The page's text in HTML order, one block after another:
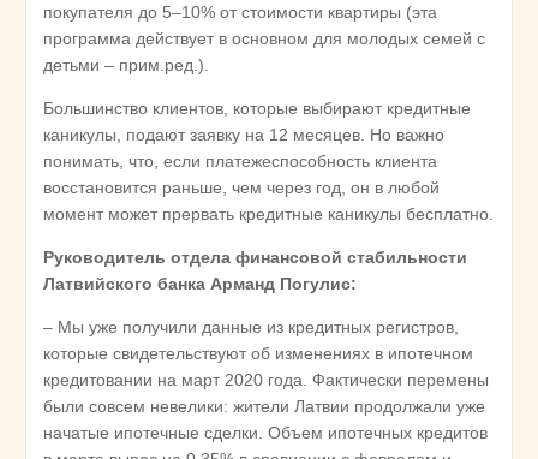
покупателя до 5–10% от стоимости квартиры (эта
программа действует в основном для молодых семей с
детьми – прим.ред.).
Большинство клиентов, которые выбирают кредитные
каникулы, подают заявку на 12 месяцев. Но важно
понимать, что, если платежеспособность клиента
восстановится раньше, чем через год, он в любой
момент может прервать кредитные каникулы бесплатно.
Руководитель отдела финансовой стабильности
Латвийского банка Арманд Погулис:
– Мы уже получили данные из кредитных регистров,
которые свидетельствуют об изменениях в ипотечном
кредитовании на март 2020 года. Фактически перемены
были совсем невелики: жители Латвии продолжали уже
начатые ипотечные сделки. Объем ипотечных кредитов